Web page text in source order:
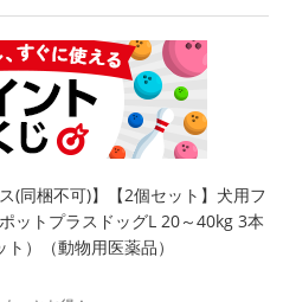
ス(同梱不可)】【2個セット】犬用フ
ットプラスドッグL 20～40kg 3本
ト）（動物用医薬品）